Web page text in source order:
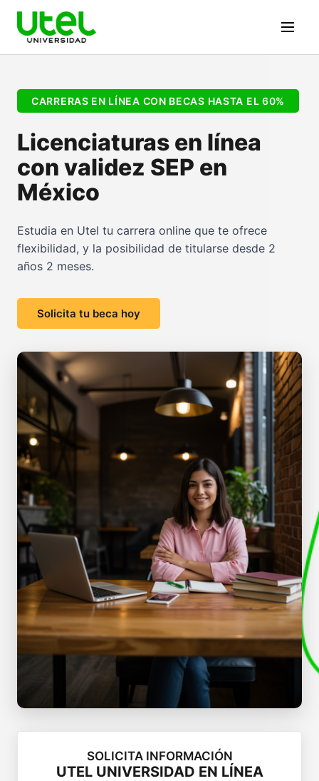
CARRERAS EN LÍNEA CON BECAS HASTA EL 60%
Licenciaturas en línea
con validez SEP en
México
Estudia en Utel tu carrera online que te ofrece
flexibilidad, y la posibilidad de titularse desde 2
años 2 meses.
Solicita tu beca hoy
SOLICITA INFORMACIÓN
UTEL UNIVERSIDAD EN LÍNEA